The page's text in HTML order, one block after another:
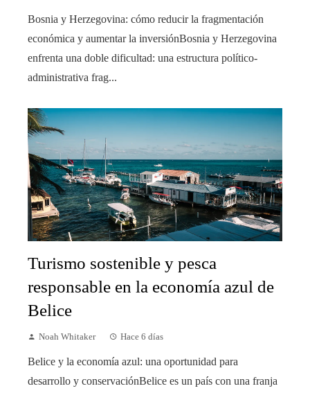
Bosnia y Herzegovina: cómo reducir la fragmentación
económica y aumentar la inversiónBosnia y Herzegovina
enfrenta una doble dificultad: una estructura político-
administrativa frag...
Turismo sostenible y pesca
responsable en la economía azul de
Belice
Noah Whitaker Hace 6 días
Belice y la economía azul: una oportunidad para
desarrollo y conservaciónBelice es un país con una franja